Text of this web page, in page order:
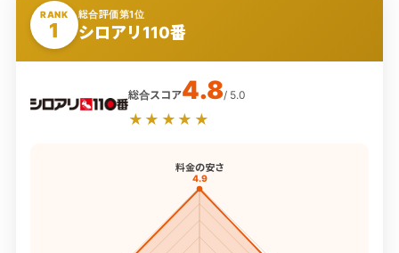
RANK
1
総合評価第1位
シロアリ110番
総合スコア4.8/ 5.0
★★★★★
料金の安さ
4.9